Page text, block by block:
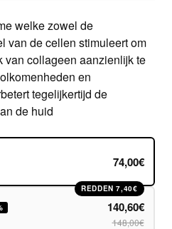
welke zowel de
van de cellen stimuleert om
van collageen aanzienlijk te
en
tegelijkertijd de
de huid
74,00€
REDDEN 7,40€
140,60€
148,00€